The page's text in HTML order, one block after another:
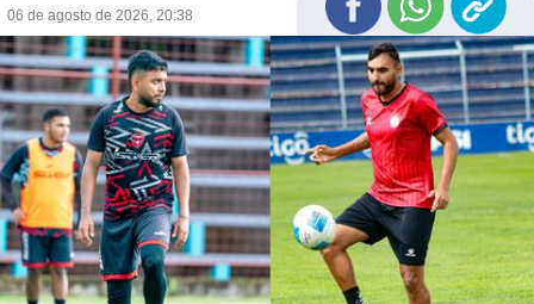
06 de agosto de 2026, 20:38